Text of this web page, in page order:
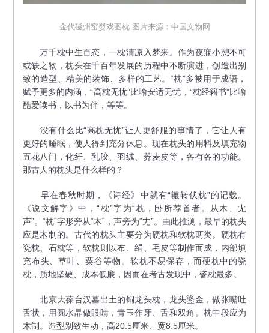
金代磁州窑婴戏图枕 图片来源：中国文物网
万千枕中生百态，一枕清凉入梦来。作为夜寐小憩不可
或缺之物，枕头在千百年发展的历程中不断演进，创造出别
致的造型、精美的装饰、多样的工艺。“枕”多被用于成语，
赋予更多的内涵，“高枕无忧”比喻安适无忧，“枕经籍书”比喻
酷爱读书，以书为伴，等等。
没有什么比“高枕无忧”让人更舒服的事情了，它让人有
更好的睡眠，使人得到充分休息。现在枕头的用料及填充物
五花八门，化纤、乳胶、羽绒、荞麦皮等，各有各的功能。
那古人的枕头是什么样的？
早在春秋时期，《诗经》中就有“辗转伏枕”的记载。
《说文解字》中，“枕”字为“枕，卧所荐首者。从木、冘
声”。“枕”字形旁从“木”，声旁为“冘”。由此推测，最早的枕头
应是木制的。古代的枕头主要分为硬枕和软枕两类。硬枕有
瓷枕、石枕等，软枕则以布、绢、毛皮等制作而成，内部填
充布头、草叶、粟谷等物。软枕不易保存，而硬枕中的瓷
枕，质地坚硬、成本低廉，因而在考古发现中，瓷枕最多。
北京大葆台汉墓出土的铜龙头枕，龙头鎏金，做张嘴吐
舌状，用圆水晶做眼睛，青玉作牙、舌和双角。枕中段应为
木制。造型别致生动，高20.5厘米、宽8.5厘米。